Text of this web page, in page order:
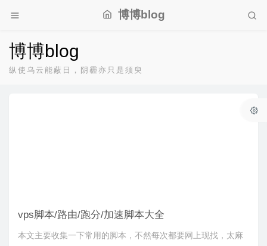
博博blog
博博blog
纵使乌云能蔽日，阴霾亦只是须臾
vps脚本/路由/跑分/加速脚本大全
本文主要收集一下常用的脚本，不然每次都要网上现找，太麻